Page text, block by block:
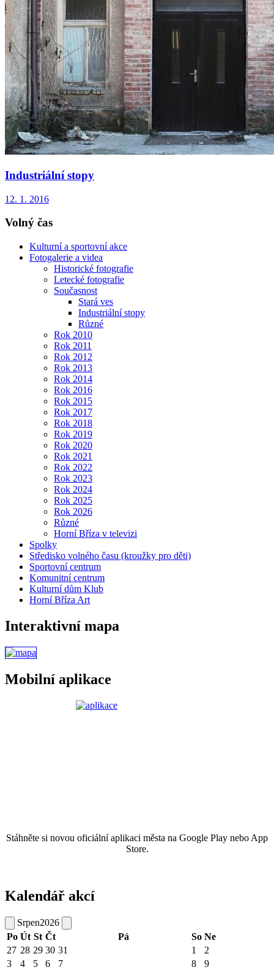
Industriální stopy
12. 1. 2016
Volný čas
Kulturní a sportovní akce
Fotogalerie a videa
Historické fotografie
Letecké fotografie
Současnost
Stará ves
Industriální stopy
Různé
Rok 2010
Rok 2011
Rok 2012
Rok 2013
Rok 2014
Rok 2016
Rok 2015
Rok 2017
Rok 2018
Rok 2019
Rok 2020
Rok 2021
Rok 2022
Rok 2023
Rok 2024
Rok 2025
Rok 2026
Různé
Horní Bříza v televizi
Spolky
Středisko volného času (kroužky pro děti)
Sportovní centrum
Komunitní centrum
Kulturní dům Klub
Horní Bříza Art
Interaktivní mapa
Mobilní aplikace
Stáhněte si novou oficiální aplikaci města na Google Play nebo App
Store.
Kalendář akcí
Srpen2026
Po Út St Čt Pá So Ne
27 28 29 30 31 1
2
3
4 5 6 7 8 9